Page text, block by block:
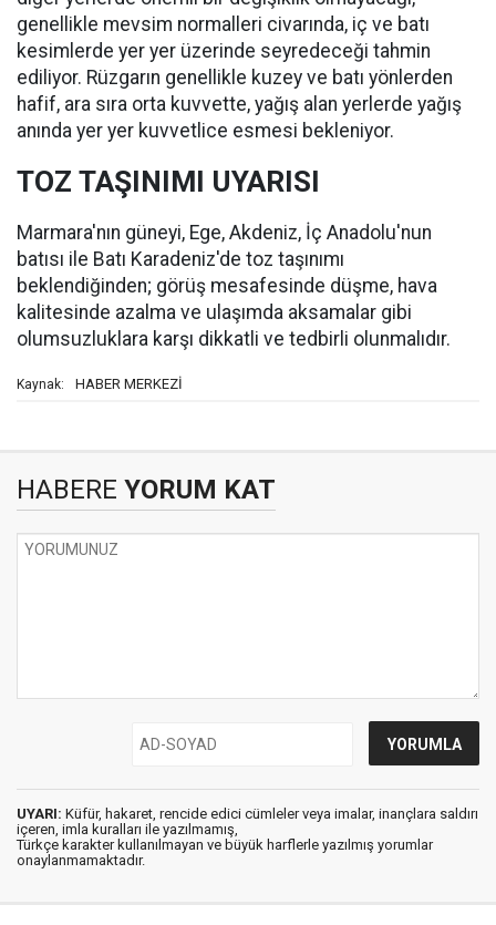
genellikle mevsim normalleri civarında, iç ve batı
kesimlerde yer yer üzerinde seyredeceği tahmin
ediliyor. Rüzgarın genellikle kuzey ve batı yönlerden
hafif, ara sıra orta kuvvette, yağış alan yerlerde yağış
anında yer yer kuvvetlice esmesi bekleniyor.
TOZ TAŞINIMI UYARISI
Marmara'nın güneyi, Ege, Akdeniz, İç Anadolu'nun
batısı ile Batı Karadeniz'de toz taşınımı
beklendiğinden; görüş mesafesinde düşme, hava
kalitesinde azalma ve ulaşımda aksamalar gibi
olumsuzluklara karşı dikkatli ve tedbirli olunmalıdır.
Kaynak: HABER MERKEZİ
HABERE YORUM KAT
UYARI: Küfür, hakaret, rencide edici cümleler veya imalar, inançlara saldırı
içeren, imla kuralları ile yazılmamış,
Türkçe karakter kullanılmayan ve büyük harflerle yazılmış yorumlar
onaylanmamaktadır.